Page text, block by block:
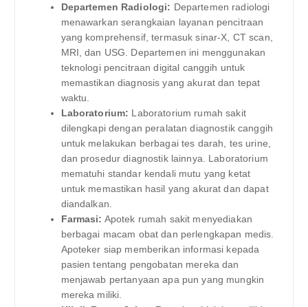
Departemen Radiologi: Departemen radiologi
menawarkan serangkaian layanan pencitraan
yang komprehensif, termasuk sinar-X, CT scan,
MRI, dan USG. Departemen ini menggunakan
teknologi pencitraan digital canggih untuk
memastikan diagnosis yang akurat dan tepat
waktu.
Laboratorium: Laboratorium rumah sakit
dilengkapi dengan peralatan diagnostik canggih
untuk melakukan berbagai tes darah, tes urine,
dan prosedur diagnostik lainnya. Laboratorium
mematuhi standar kendali mutu yang ketat
untuk memastikan hasil yang akurat dan dapat
diandalkan.
Farmasi: Apotek rumah sakit menyediakan
berbagai macam obat dan perlengkapan medis.
Apoteker siap memberikan informasi kepada
pasien tentang pengobatan mereka dan
menjawab pertanyaan apa pun yang mungkin
mereka miliki.